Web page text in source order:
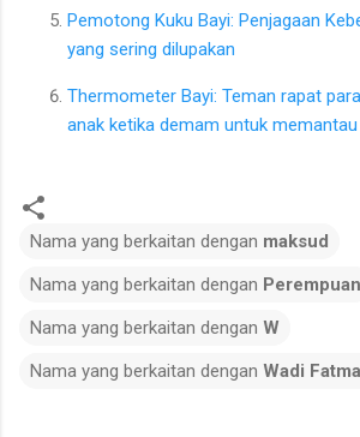
Pemotong Kuku Bayi: Penjagaan
yang sering dilupakan
Thermometer Bayi: Teman rapat
anak ketika demam untuk
Nama yang berkaitan dengan maksud
Nama yang berkaitan dengan Perempuan
Nama yang berkaitan dengan W
Nama yang berkaitan dengan Wadi